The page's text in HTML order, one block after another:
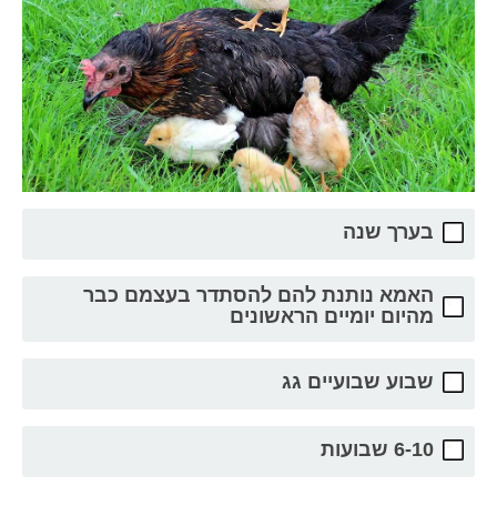
בערך שנה
האמא נותנת להם להסתדר בעצמם כבר
מהיום יומיים הראשונים
שבוע שבועיים גג
6-10 שבועות